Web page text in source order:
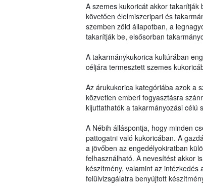
A szemes kukoricát akkor
követően élelmiszeripari és
szemben zöld állapotban, a
takarítják be, elsősorban
A takarmánykukorica kultúrában
céljára termesztett szemes
Az árukukorica kategóriába azok a
közvetlen emberi fogyasztásra
kijuttathatók a takarmányozási célú
A Nébih álláspontja, hogy minden
pattogatni való kukoricában. A
a jövőben az engedélyokiratban
felhasználható. A nevesítést akkor
készítmény, valamint az
felülvizsgálatra benyújtott